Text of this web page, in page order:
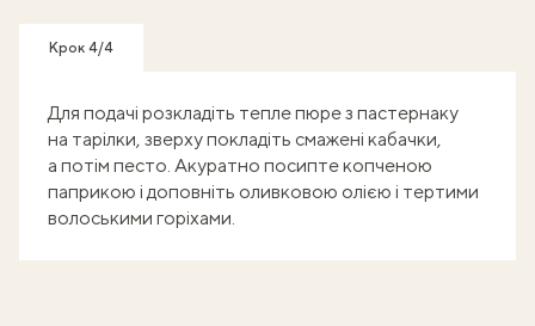
Крок 4/4
Для подачі розкладіть тепле пюре з пастернаку
на тарілки, зверху покладіть смажені кабачки,
а потім песто. Акуратно посипте копченою
паприкою і доповніть оливковою олією і тертими
волоськими горіхами.